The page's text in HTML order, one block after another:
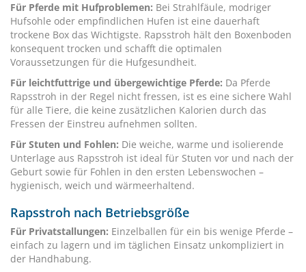
Für Pferde mit Hufproblemen: Bei Strahlfäule, modriger
Hufsohle oder empfindlichen Hufen ist eine dauerhaft
trockene Box das Wichtigste. Rapsstroh hält den Boxenboden
konsequent trocken und schafft die optimalen
Voraussetzungen für die Hufgesundheit.
Für leichtfuttrige und übergewichtige Pferde: Da Pferde
Rapsstroh in der Regel nicht fressen, ist es eine sichere Wahl
für alle Tiere, die keine zusätzlichen Kalorien durch das
Fressen der Einstreu aufnehmen sollten.
Für Stuten und Fohlen: Die weiche, warme und isolierende
Unterlage aus Rapsstroh ist ideal für Stuten vor und nach der
Geburt sowie für Fohlen in den ersten Lebenswochen –
hygienisch, weich und wärmeerhaltend.
Rapsstroh nach Betriebsgröße
Für Privatstallungen: Einzelballen für ein bis wenige Pferde –
einfach zu lagern und im täglichen Einsatz unkompliziert in
der Handhabung.